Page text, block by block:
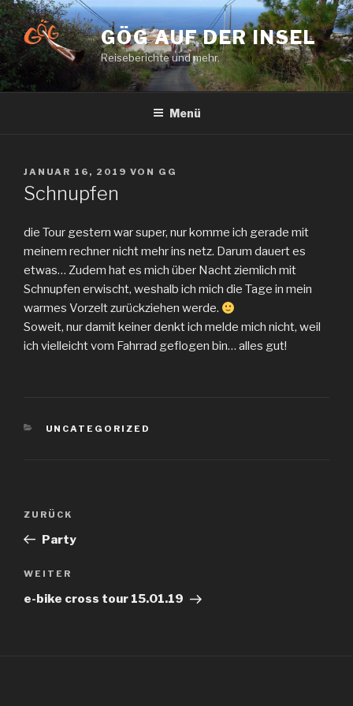
Zum
Inhalt
springen
GÖG AUF DER INSEL
Reiseberichte und mehr.
Menü
VERÖFFENTLICHT
AM
JANUAR 16, 2019 VON GG
Schnupfen
die Tour gestern war super, nur komme ich gerade mit
meinem rechner nicht mehr ins netz. Darum dauert es
etwas… Zudem hat es mich über Nacht ziemlich mit
Schnupfen erwischt, weshalb ich mich die Tage in mein
warmes Vorzelt zurückziehen werde.
Soweit, nur damit keiner denkt ich melde mich nicht, weil
ich vielleicht vom Fahrrad geflogen bin… alles gut!
KATEGORIEN
UNCATEGORIZED
Beitragsnavigation
Vorheriger
Beitrag
ZURÜCK
Party
Nächster
Beitrag
WEITER
e-bike cross tour 15.01.19